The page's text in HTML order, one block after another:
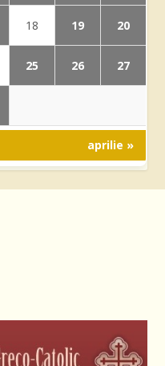
18 19 20
25 26 27
aprilie »